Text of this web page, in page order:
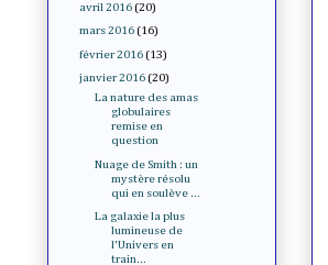
avril 2016 (20)
mars 2016 (16)
février 2016 (13)
janvier 2016 (20)
La nature des amas
globulaires
remise en
question
Nuage de Smith : un
mystère résolu
qui en soulève ...
La galaxie la plus
lumineuse de
l'Univers en
train...